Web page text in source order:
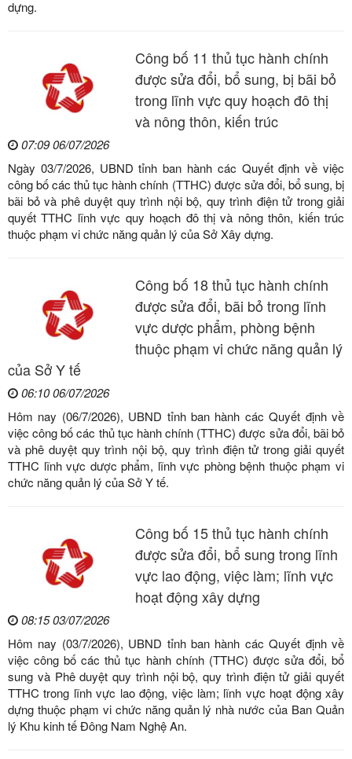
dựng.
Công bố 11 thủ tục hành chính
được sửa đổi, bổ sung, bị bãi bỏ
trong lĩnh vực quy hoạch đô thị
và nông thôn, kiến trúc
07:09 06/07/2026
Ngày 03/7/2026, UBND tỉnh ban hành các Quyết định về việc
công bố các thủ tục hành chính (TTHC) được sửa đổi, bổ sung, bị
bãi bỏ và phê duyệt quy trình nội bộ, quy trình điện tử trong giải
quyết TTHC lĩnh vực quy hoạch đô thị và nông thôn, kiến trúc
thuộc phạm vi chức năng quản lý của Sở Xây dựng.
Công bố 18 thủ tục hành chính
được sửa đổi, bãi bỏ trong lĩnh
vực dược phẩm, phòng bệnh
thuộc phạm vi chức năng quản lý
của Sở Y tế
06:10 06/07/2026
Hôm nay (06/7/2026), UBND tỉnh ban hành các Quyết định về
việc công bố các thủ tục hành chính (TTHC) được sửa đổi, bãi bỏ
và phê duyệt quy trình nội bộ, quy trình điện tử trong giải quyết
TTHC lĩnh vực dược phẩm, lĩnh vực phòng bệnh thuộc phạm vi
chức năng quản lý của Sở Y tế.
Công bố 15 thủ tục hành chính
được sửa đổi, bổ sung trong lĩnh
vực lao động, việc làm; lĩnh vực
hoạt động xây dựng
08:15 03/07/2026
Hôm nay (03/7/2026), UBND tỉnh ban hành các Quyết định về
việc công bố các thủ tục hành chính (TTHC) được sửa đổi, bổ
sung và Phê duyệt quy trình nội bộ, quy trình điện tử giải quyết
TTHC trong lĩnh vực lao động, việc làm; lĩnh vực hoạt động xây
dựng thuộc phạm vi chức năng quản lý nhà nước của Ban Quản
lý Khu kinh tế Đông Nam Nghệ An.